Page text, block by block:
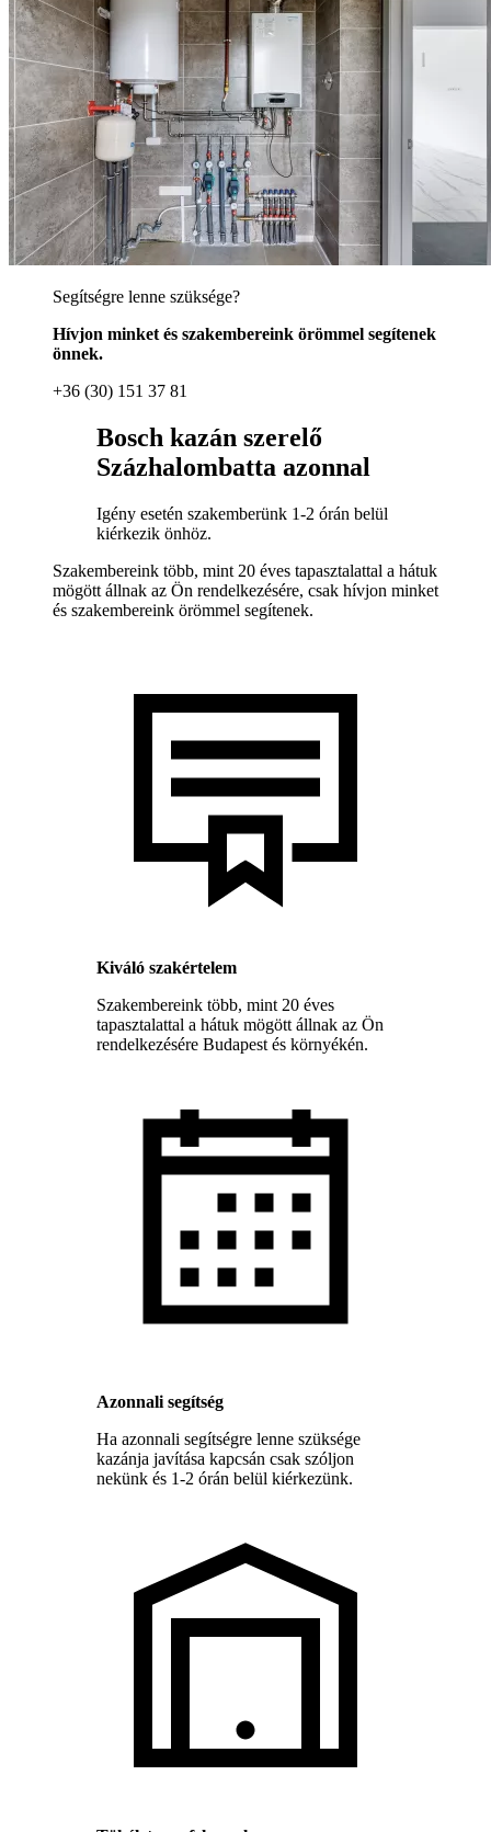
Segítségre lenne szüksége?
Hívjon minket és szakembereink örömmel segítenek
önnek.
+36 (30) 151 37 81
Bosch kazán szerelő
Százhalombatta azonnal
Igény esetén szakemberünk 1-2 órán belül
kiérkezik önhöz.
Szakembereink több, mint 20 éves tapasztalattal a hátuk
mögött állnak az Ön rendelkezésére, csak hívjon minket
és szakembereink örömmel segítenek.
Kiváló szakértelem
Szakembereink több, mint 20 éves
tapasztalattal a hátuk mögött állnak az Ön
rendelkezésére Budapest és környékén.
Azonnali segítség
Ha azonnali segítségre lenne szüksége
kazánja javítása kapcsán csak szóljon
nekünk és 1-2 órán belül kiérkezünk.